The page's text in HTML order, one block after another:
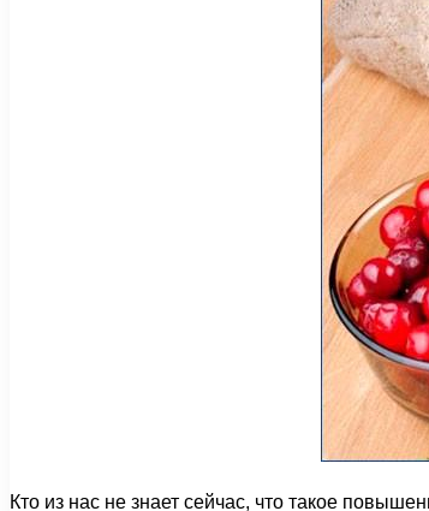
Кто из нас не знает сейчас, что такое